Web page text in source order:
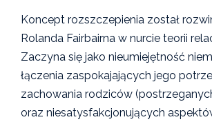
Koncept rozszczepienia został
Rolanda Fairbairna w nurcie teorii
Zaczyna się jako nieumiejętność
łączenia zaspokajających jego
zachowania rodziców
oraz niesatysfakcjonujących